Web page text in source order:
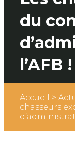
du
l’AFB !
Accueil >
chasseurs